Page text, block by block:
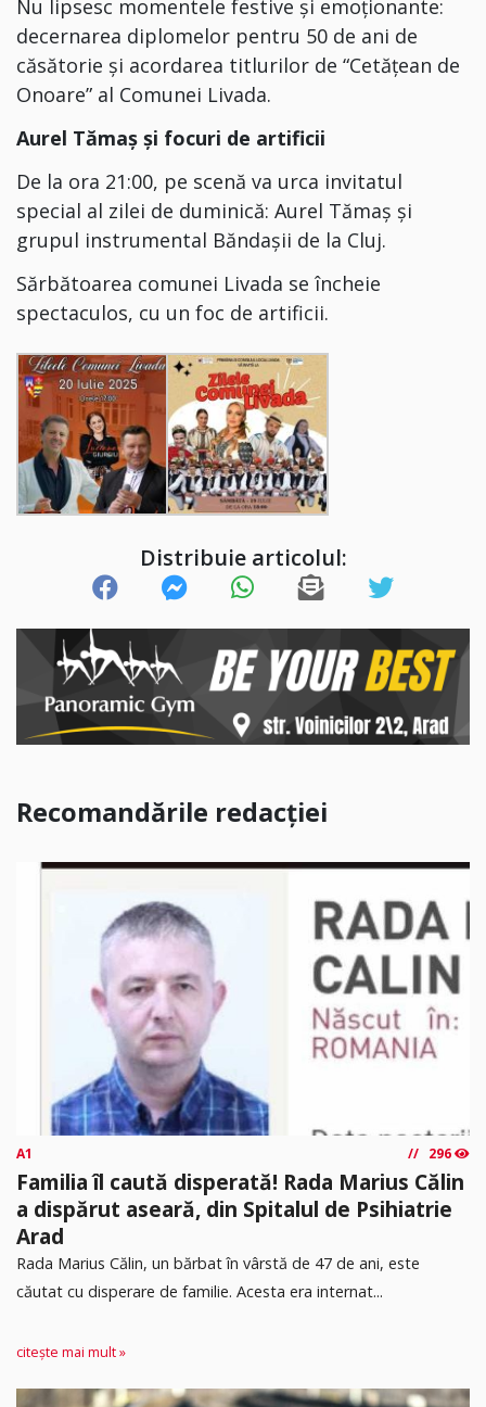
Nu lipsesc momentele festive și emoționante:
decernarea diplomelor pentru 50 de ani de
căsătorie⁣ și acordarea titlurilor de “Cetățean de
Onoare” al Comunei Livada⁣.
Aurel Tămaș și focuri de artificii
De la ora 21:00, pe scenă va urca invitatul
special al zilei de duminică: Aurel Tămaș și
grupul instrumental Băndașii de la Cluj.
Sărbătoarea comunei Livada se încheie
spectaculos, cu un foc de artificii.
Distribuie articolul:
Recomandările redacției
A1 296
Familia îl caută disperată! Rada Marius Călin
a dispărut aseară, din Spitalul de Psihiatrie
Arad
Rada Marius Călin, un bărbat în vârstă de 47 de ani, este
căutat cu disperare de familie. Acesta era internat...
citește mai mult »